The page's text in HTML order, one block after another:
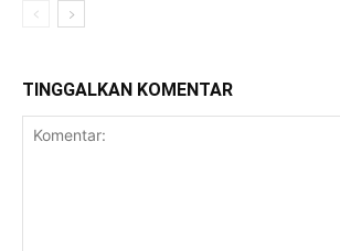
TINGGALKAN KOMENTAR